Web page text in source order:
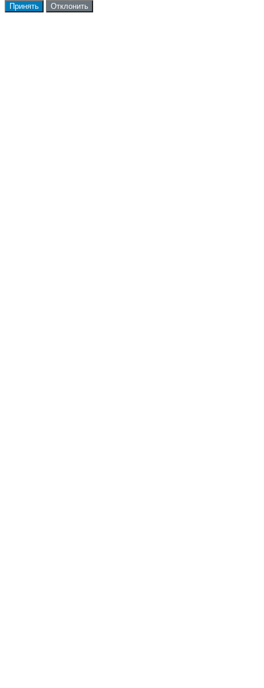
Принять Отклонить